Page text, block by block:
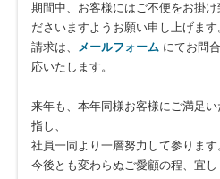
期間中、お客様にはご不便をお掛
ださいますようお願い申し上げま
請求は、 メールフォーム にてお問
応いたします。
来年も、本年同様お客様にご満足
指し、
社員一同より一層努力して参ります
今後とも変わらぬご愛顧の程、宜し